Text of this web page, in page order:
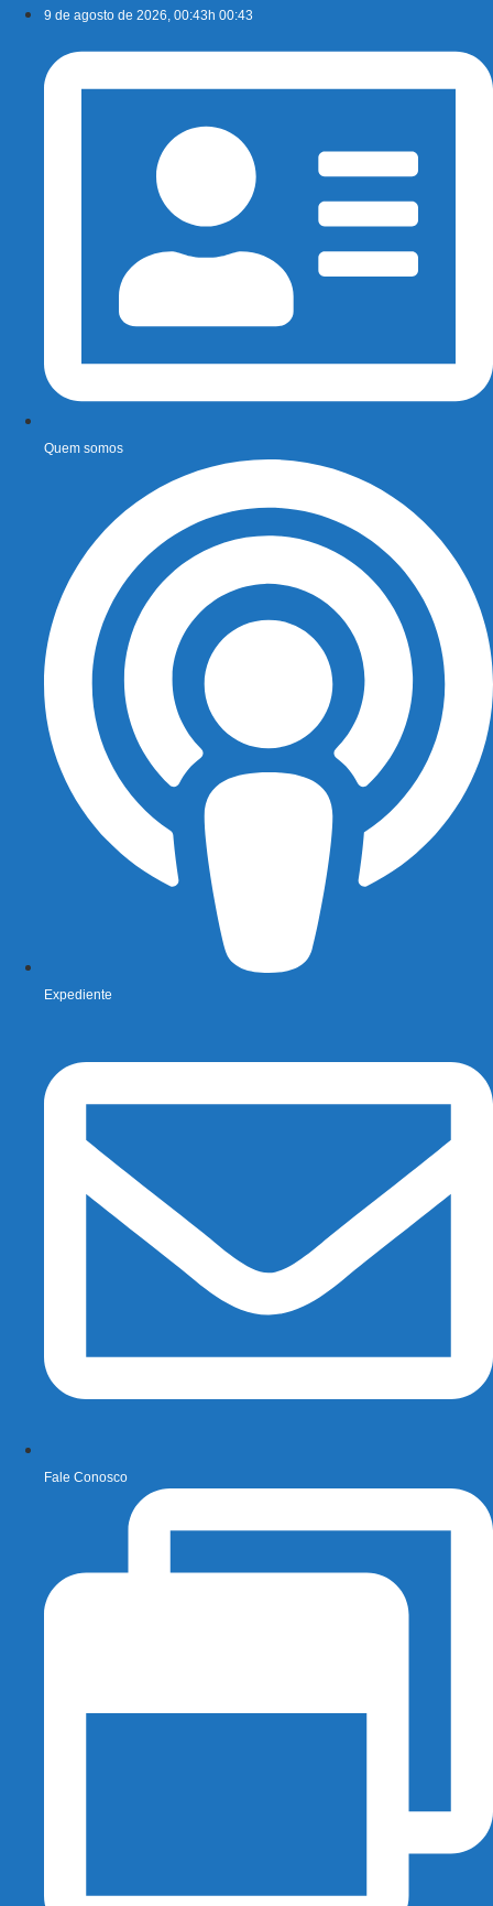
conteúdo
9 de agosto de 2026, 00:43h 00:43
Quem somos
Expediente
Fale Conosco